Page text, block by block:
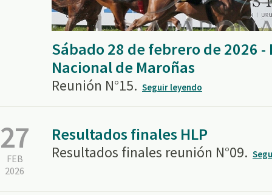
Sábado 28 de febrero de 2026
Nacional de Maroñas
Reunión N°15. Seguir leyendo
27
FEB
2026
Resultados finales HLP
Resultados finales reunión N°09.